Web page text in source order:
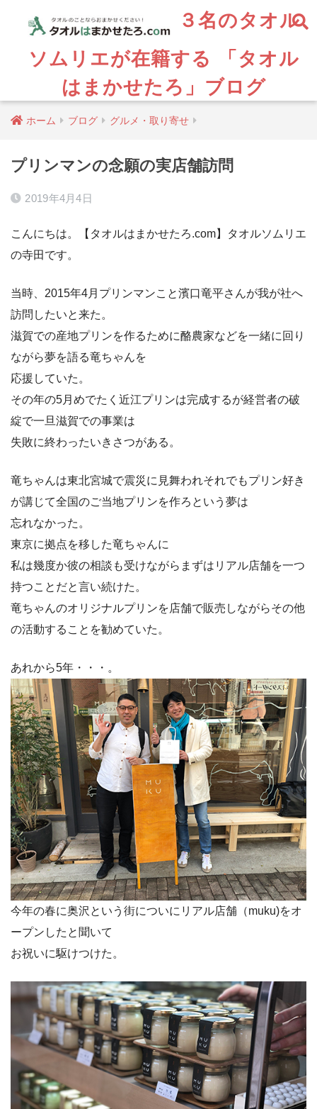
３名のタオル
ソムリエが在籍する 「タオル
はまかせたろ」ブログ
ホーム ブログ グルメ・取り寄せ
プリンマンの念願の実店舗訪問
2019年4月4日
こんにちは。【タオルはまかせたろ.com】タオルソムリエ
の寺田です。
当時、2015年4月プリンマンこと濱口竜平さんが我が社へ
訪問したいと来た。
滋賀での産地プリンを作るために酪農家などを一緒に回り
ながら夢を語る竜ちゃんを
応援していた。
その年の5月めでたく近江プリンは完成するが経営者の破
綻で一旦滋賀での事業は
失敗に終わったいきさつがある。
竜ちゃんは東北宮城で震災に見舞われそれでもプリン好き
が講じて全国のご当地プリンを作ろという夢は
忘れなかった。
東京に拠点を移した竜ちゃんに
私は幾度か彼の相談も受けながらまずはリアル店舗を一つ
持つことだと言い続けた。
竜ちゃんのオリジナルプリンを店舗で販売しながらその他
の活動することを勧めていた。
あれから5年・・・。
今年の春に奥沢という街についにリアル店舗（muku)をオ
ープンしたと聞いて
お祝いに駆けつけた。